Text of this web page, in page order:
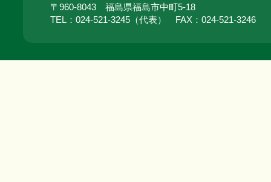
〒960-8043 福島県福島市中町5-18
TEL：024‐521‐3245（代表） FAX：024‐521‐3246